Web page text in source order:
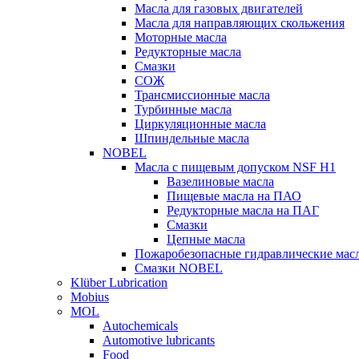
Масла для газовых двигателей
Масла для направляющих скольжения
Моторные масла
Редукторные масла
Смазки
СОЖ
Трансмиссионные масла
Турбинные масла
Циркуляционные масла
Шпиндельные масла
NOBEL
Масла с пищевым допуском NSF H1
Вазелиновые масла
Пищевые масла на ПАО
Редукторные масла на ПАГ
Смазки
Цепные масла
Пожаробезопасные гидравлические
Смазки NOBEL
Klüber Lubrication
Mobius
MOL
Autochemicals
Automotive lubricants
Food